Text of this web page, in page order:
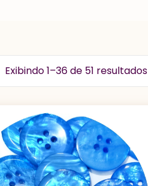
Exibindo 1–36 de 51 resultados